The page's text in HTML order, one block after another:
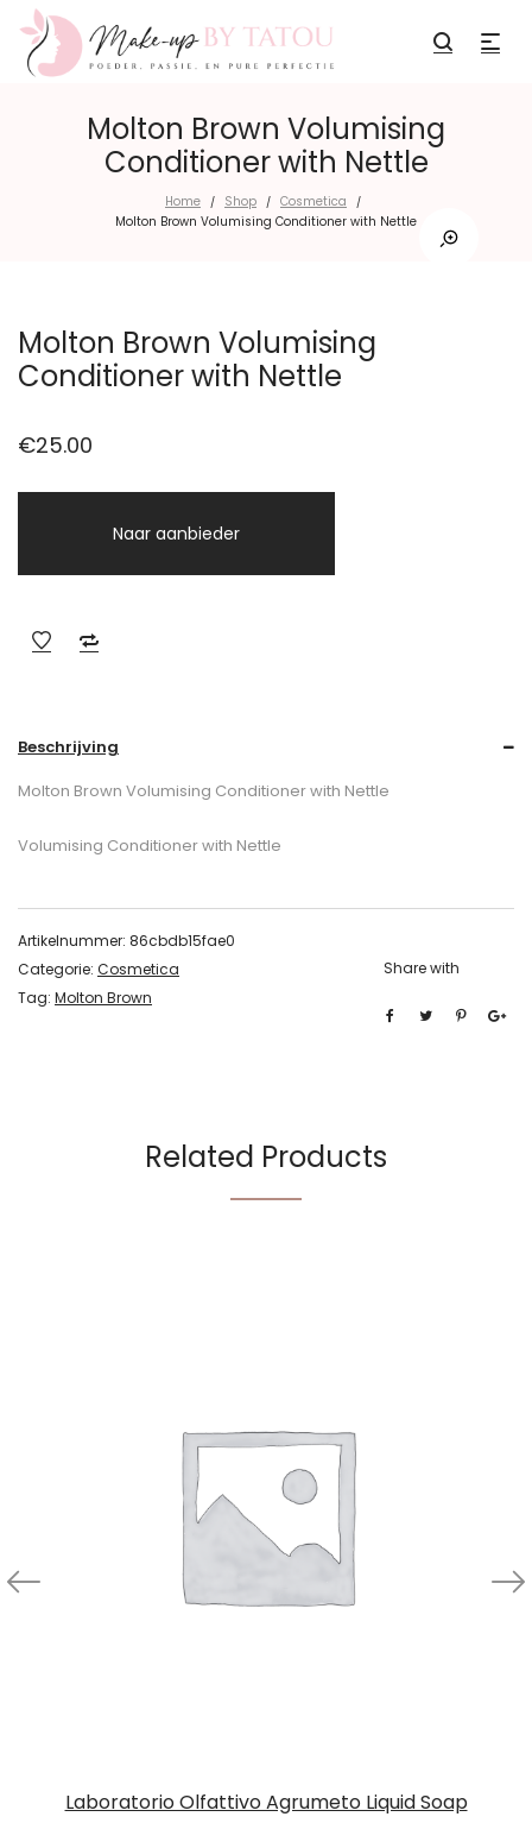
Molton Brown Volumising
Conditioner with Nettle
Home / Shop / Cosmetica /
Molton Brown Volumising Conditioner with Nettle
Molton Brown Volumising
Conditioner with Nettle
€25.00
Naar aanbieder
Beschrijving
Molton Brown Volumising Conditioner with Nettle
Volumising Conditioner with Nettle
Artikelnummer: 86cbdb15fae0
Categorie: Cosmetica
Tag: Molton Brown
Share with
Related Products
Laboratorio Olfattivo Agrumeto Liquid Soap